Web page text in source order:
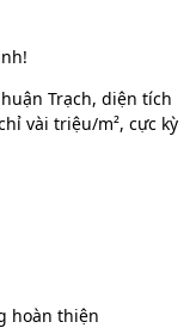
Trạch, diện tích
vài triệu/m², cực kỳ
hoàn thiện